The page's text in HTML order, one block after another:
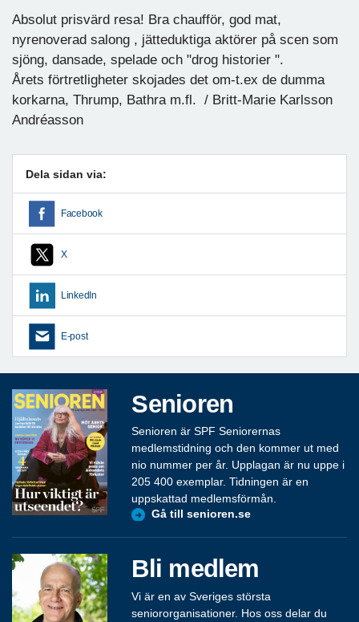
Absolut prisvärd resa! Bra chaufför, god mat,
nyrenoverad salong , jätteduktiga aktörer på scen som
sjöng, dansade, spelade och "drog historier ".
Årets förtretligheter skojades det om-t.ex de dumma
korkarna, Thrump, Bathra m.fl. / Britt-Marie Karlsson
Andréasson
Dela sidan via:
Facebook
X
LinkedIn
E-post
Senioren
Senioren är SPF Seniorernas
medlemstidning och den kommer ut med
nio nummer per år. Upplagan är nu uppe i
205 400 exemplar. Tidningen är en
uppskattad medlemsförmån.
Gå till senioren.se
Bli medlem
Vi är en av Sveriges största
seniororganisationer. Hos oss delar du